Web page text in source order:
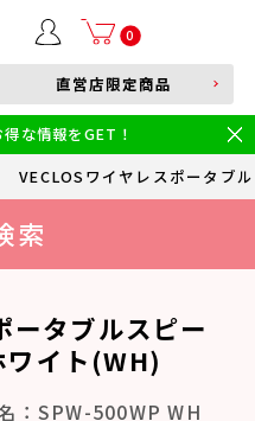
0
ちら
幼児・園児向け水筒
小学生 中・高学年向け水筒
直営店限定商品
な情報をGET！
VECLOSワイヤレスポータブ
索
ータブルスピー
イト(WH)
：SPW-500WP WH